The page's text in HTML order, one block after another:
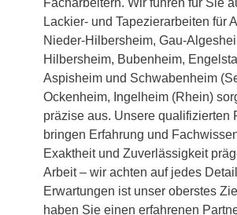
Lackier- und Tapezierarbeiten für
Nieder-Hilbersheim, Gau-
Hilbersheim, Bubenheim,
Aspisheim und Schwabenheim
Ockenheim, Ingelheim (Rhein)
präzise aus. Unsere qualifizierten
bringen Erfahrung und
Exaktheit und Zuverlässigkeit
Arbeit – wir achten auf jedes
Erwartungen ist unser oberstes
haben Sie einen erfahrenen